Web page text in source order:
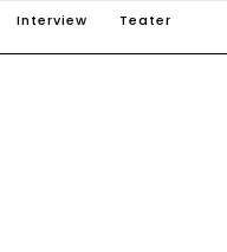
Interview Teater